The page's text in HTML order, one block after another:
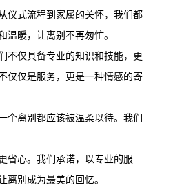
仪式流程到家属的关怀，我们都
暖，让离别不再匆忙。
不仅具备专业的知识和技能，更
仅仅是服务，更是一种情感的寄
个离别都应该被温柔以待。我们
省心。我们承诺，以专业的服
别成为最美的回忆。